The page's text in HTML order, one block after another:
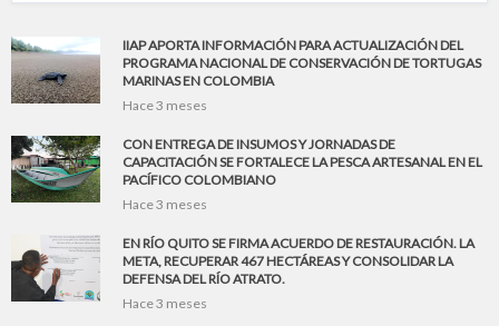
IIAP APORTA INFORMACIÓN PARA ACTUALIZACIÓN DEL
PROGRAMA NACIONAL DE CONSERVACIÓN DE TORTUGAS
MARINAS EN COLOMBIA
Hace 3 meses
CON ENTREGA DE INSUMOS Y JORNADAS DE
CAPACITACIÓN SE FORTALECE LA PESCA ARTESANAL EN EL
PACÍFICO COLOMBIANO
Hace 3 meses
EN RÍO QUITO SE FIRMA ACUERDO DE RESTAURACIÓN. LA
META, RECUPERAR 467 HECTÁREAS Y CONSOLIDAR LA
DEFENSA DEL RÍO ATRATO.
Hace 3 meses